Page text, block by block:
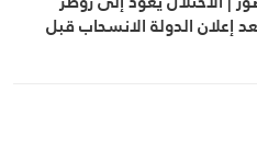
إعلان الدولة الانسحاب قبل